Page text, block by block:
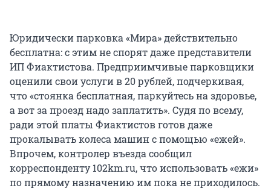
Юридически парковка «Мира» действительно
бесплатна: с этим не спорят даже представители
ИП Фиактистова. Предприимчивые парковщики
оценили свои услуги в 20 рублей, подчеркивая,
что «стоянка бесплатная, паркуйтесь на здоровье,
а вот за проезд надо заплатить». Судя по всему,
ради этой платы Фиактистов готов даже
прокалывать колеса машин с помощью «ежей».
Впрочем, контролер въезда сообщил
корреспонденту 102km.ru, что использовать «ежи»
по прямому назначению им пока не приходилось.